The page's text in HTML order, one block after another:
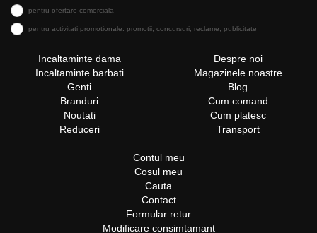
pentru ofertare comerciala
pentru activitati promotionale: promotii, concursuri, reclame, publicitate
Incaltaminte dama
Incaltaminte barbati
Genti
Branduri
Noutati
Reduceri
Despre noi
Magazinele noastre
Blog
Cum comand
Cum platesc
Transport
Contul meu
Cosul meu
Cauta
Contact
Formular retur
Modificare consimtamant